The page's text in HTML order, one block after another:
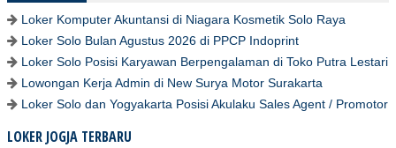
Loker Komputer Akuntansi di Niagara Kosmetik Solo Raya
Loker Solo Bulan Agustus 2026 di PPCP Indoprint
Loker Solo Posisi Karyawan Berpengalaman di Toko Putra Lestari
Lowongan Kerja Admin di New Surya Motor Surakarta
Loker Solo dan Yogyakarta Posisi Akulaku Sales Agent / Promotor
LOKER JOGJA TERBARU